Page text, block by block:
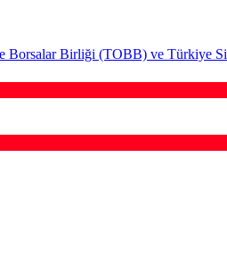
Borsalar Birliği (TOBB) ve Türkiye Si
çaplı otomatik